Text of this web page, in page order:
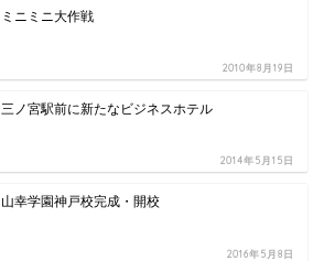
ミニミニ大作戦
2010年8月19日
三ノ宮駅前に新たなビジネスホテル
2014年5月15日
山幸学園神戸校完成・開校
2016年5月8日